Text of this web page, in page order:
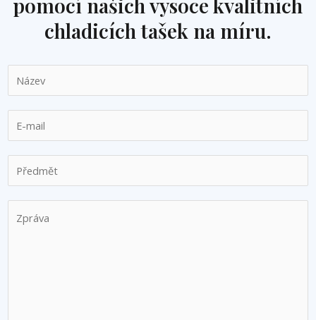
pomocí našich vysoce kvalitních
chladicích tašek na míru.